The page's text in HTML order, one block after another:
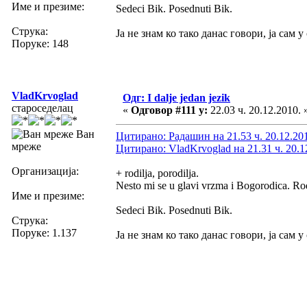
Име и презиме:
Струка:
Поруке: 148
Sedeci Bik. Posednuti Bik.
Ја не знам ко тако данас говори, ја сам
VladKrvoglad
староседелац
Ван
мреже
Организација:
Име и презиме:
Струка:
Поруке: 1.137
Одг: I dalje jedan jezik
« Одговор #111 у: 22.03 ч. 20.12.2010.
Цитирано: Радашин на 21.53 ч.
Цитирано: VladKrvoglad на 21.31 ч.
+ rodilja, porodilja.
Nesto mi se u glavi vrzma i Bogorodica.
Sedeci Bik. Posednuti Bik.
Ја не знам ко тако данас говори, ја сам